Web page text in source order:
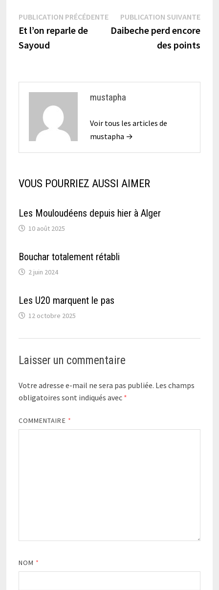
Navigation
de
l’article
PUBLICATION PRÉCÉDENTEPublication
précédente :
Et l’on reparle de
Sayoud
PUBLICATION SUIVANTE
Daibeche perd encore
des points
mustapha
Voir tous les articles de
mustapha →
VOUS POURRIEZ AUSSI AIMER
Les Mouloudéens depuis hier à Alger
10 août 2025
Bouchar totalement rétabli
2 juin 2024
Les U20 marquent le pas
12 octobre 2025
Laisser un commentaire
Votre adresse e-mail ne sera pas publiée. Les champs
obligatoires sont indiqués avec *
COMMENTAIRE *
NOM *